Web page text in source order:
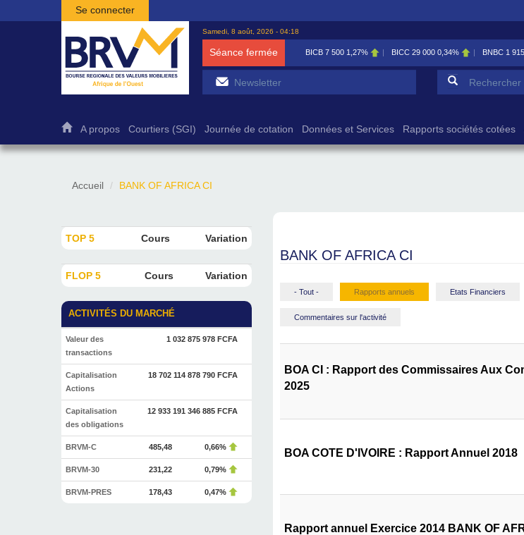
Aller au contenu principal
Se connecter
Samedi, 8 août, 2026 - 04:18
Séance fermée BICB 7 500 1,27% BICC 29 000 0,34% BNBC 1 915
A propos Courtiers (SGI) Journée de cotation Données et Services Rapports sociétés cotées
Accueil BANK OF AFRICA CI
TOP 5 Cours Variation
FLOP 5 Cours Variation
ACTIVITÉS DU MARCHÉ
Valeur des
transactions
1 032 875 978 FCFA
Capitalisation
Actions
18 702 114 878 790 FCFA
Capitalisation
des obligations
12 933 191 346 885 FCFA
BRVM-C 485,48 0,66%
BRVM-30 231,22 0,79%
BRVM-PRES 178,43 0,47%
BANK OF AFRICA CI
- Tout - Rapports annuels Etats Financiers
Commentaires sur l'activité
BOA CI : Rapport des Commissaires Aux
2025
BOA COTE D'IVOIRE : Rapport Annuel 2018
Rapport annuel Exercice 2014 BANK OF